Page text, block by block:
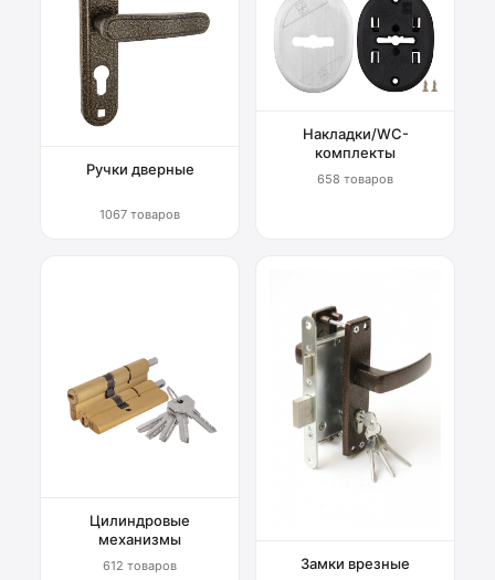
Ручки дверные
1067 товаров
Накладки/WC-
комплекты
658 товаров
Цилиндровые
механизмы
612 товаров Замки врезные